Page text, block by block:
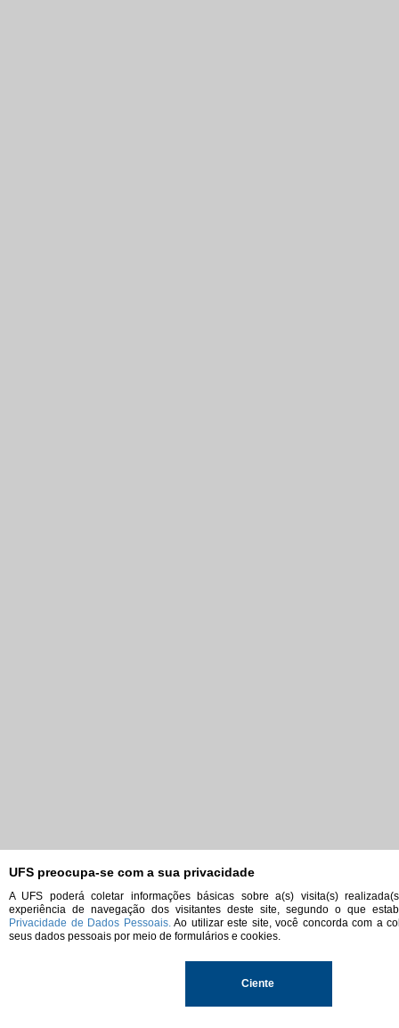
UFS preocupa-se com a sua privacidade
A UFS poderá coletar informações básicas sobre a(s) visita(s)
experiência de navegação dos visitantes deste site, segundo o que
Privacidade de Dados Pessoais.Ao utilizar este site, você concorda com a
seus dados pessoais por meio de formulários e cookies.
Ciente